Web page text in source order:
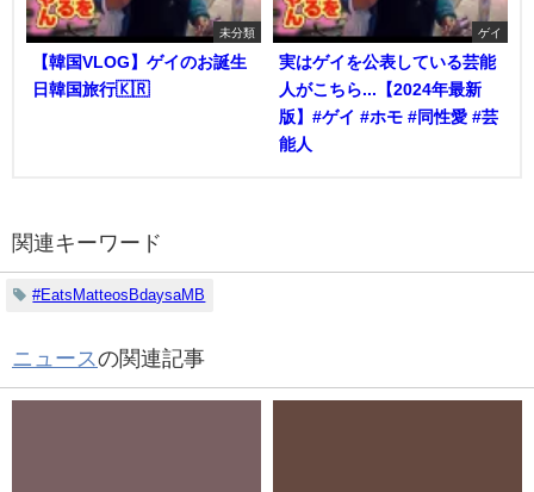
未分類
【韓国VLOG】ゲイのお誕生
日韓国旅行🇰🇷
ゲイ
実はゲイを公表している芸能
人がこちら...【2024年最新
版】#ゲイ #ホモ #同性愛 #芸
能人
関連キーワード
#EatsMatteosBdaysaMB
ニュースの関連記事